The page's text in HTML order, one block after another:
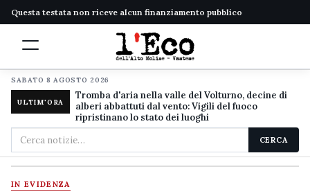
Questa testata non riceve alcun finanziamento pubblico
SABATO 8 AGOSTO 2026
ULTIM'ORA
Tromba d'aria nella valle del Volturno, decine di
alberi abbattuti dal vento: Vigili del fuoco
ripristinano lo stato dei luoghi
Cerca
nel
sito
CERCA
IN EVIDENZA